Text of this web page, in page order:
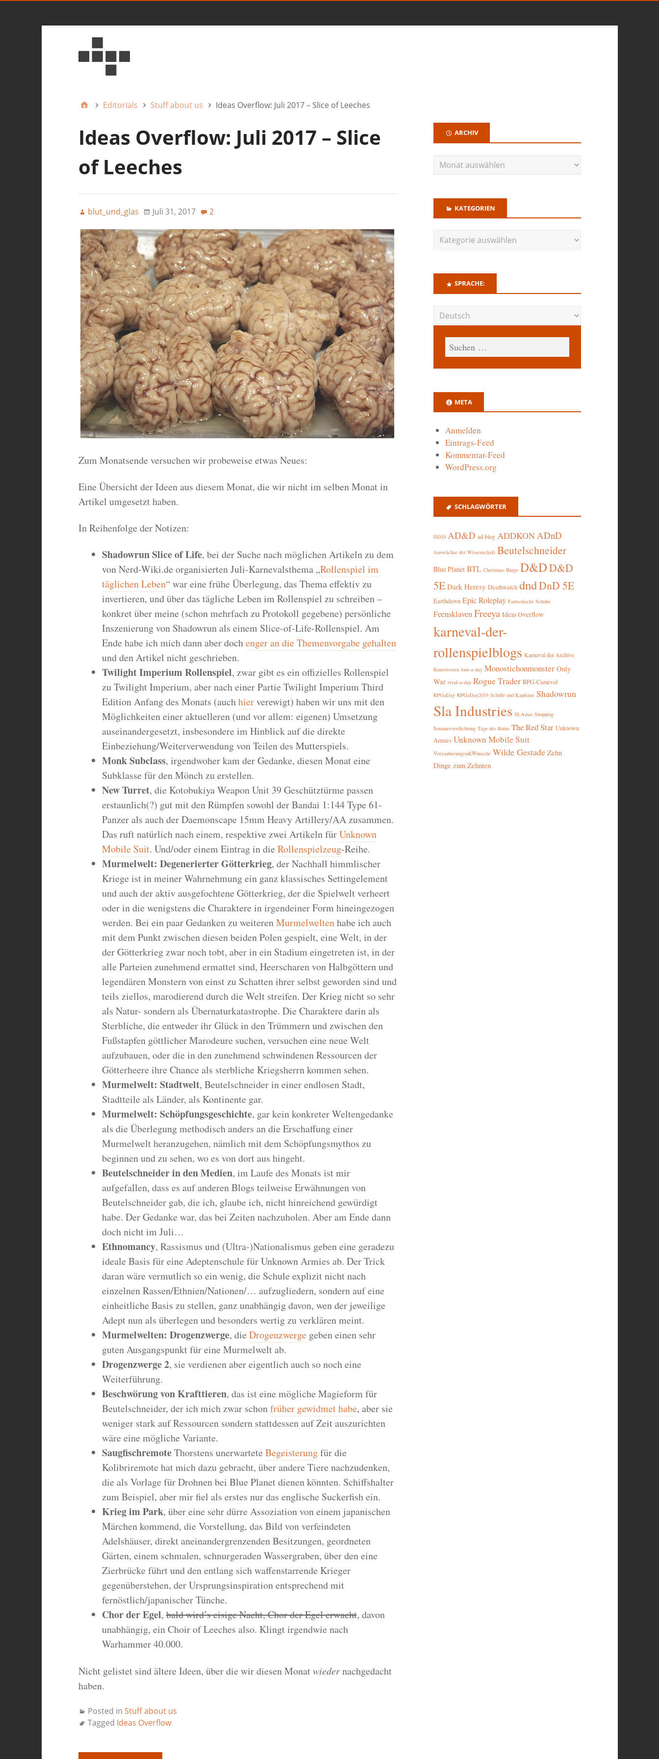
Editorials Stuff about us Ideas Overflow: Juli 2017 – Slice of Leeches
Ideas Overflow: Juli 2017 – Slice
of Leeches
blut_und_glas Juli 31, 2017 2
Zum Monatsende versuchen wir probeweise etwas Neues:
Eine Übersicht der Ideen aus diesem Monat, die wir nicht im selben Monat in
Artikel umgesetzt haben.
In Reihenfolge der Notizen:
Shadowrun Slice of Life, bei der Suche nach möglichen Artikeln zu dem
von Nerd-Wiki.de organisierten Juli-Karnevalsthema „Rollenspiel im
täglichen Leben“ war eine frühe Überlegung, das Thema effektiv zu
invertieren, und über das tägliche Leben im Rollenspiel zu schreiben –
konkret über meine (schon mehrfach zu Protokoll gegebene) persönliche
Inszenierung von Shadowrun als einem Slice-of-Life-Rollenspiel. Am
Ende habe ich mich dann aber dochenger an die Themenvorgabe gehalten
und den Artikel nicht geschrieben.
Twilight Imperium Rollenspiel, zwar gibt es ein offizielles Rollenspiel
zu Twilight Imperium, aber nach einer Partie Twilight Imperium Third
Edition Anfang des Monats (auchhierverewigt) haben wir uns mit den
Möglichkeiten einer aktuelleren (und vor allem: eigenen) Umsetzung
auseinandergesetzt, insbesondere im Hinblick auf die direkte
Einbeziehung/Weiterverwendung von Teilen des Mutterspiels.
Monk Subclass, irgendwoher kam der Gedanke, diesen Monat eine
Subklasse für den Mönch zu erstellen.
New Turret, die Kotobukiya Weapon Unit 39 Geschütztürme passen
erstaunlich(?) gut mit den Rümpfen sowohl der Bandai 1:144 Type 61-
Panzer als auch der Daemonscape 15mm Heavy Artillery/AA zusammen.
Das ruft natürlich nach einem, respektive zwei Artikeln fürUnknown
Mobile Suit. Und/oder einem Eintrag in die Rollenspielzeug-Reihe.
Murmelwelt: Degenerierter Götterkrieg, der Nachhall himmlischer
Kriege ist in meiner Wahrnehmung ein ganz klassisches Settingelement
und auch der aktiv ausgefochtene Götterkrieg, der die Spielwelt verheert
oder in die wenigstens die Charaktere in irgendeiner Form hineingezogen
werden. Bei ein paar Gedanken zu weiterenMurmelweltenhabe ich auch
mit dem Punkt zwischen diesen beiden Polen gespielt, eine Welt, in der
der Götterkrieg zwar noch tobt, aber in ein Stadium eingetreten ist, in der
alle Parteien zunehmend ermattet sind, Heerscharen von Halbgöttern und
legendären Monstern von einst zu Schatten ihrer selbst geworden sind und
teils ziellos, marodierend durch die Welt streifen. Der Krieg nicht so sehr
als Natur- sondern als Übernaturkatastrophe. Die Charaktere darin als
Sterbliche, die entweder ihr Glück in den Trümmern und zwischen den
Fußstapfen göttlicher Marodeure suchen, versuchen eine neue Welt
aufzubauen, oder die in den zunehmend schwindenen Ressourcen der
Götterheere ihre Chance als sterbliche Kriegsherrn kommen sehen.
Murmelwelt: Stadtwelt, Beutelschneider in einer endlosen Stadt,
Stadtteile als Länder, als Kontinente gar.
Murmelwelt: Schöpfungsgeschichte, gar kein konkreter Weltengedanke
als die Überlegung methodisch anders an die Erschaffung einer
Murmelwelt heranzugehen, nämlich mit dem Schöpfungsmythos zu
beginnen und zu sehen, wo es von dort aus hingeht.
Beutelschneider in den Medien, im Laufe des Monats ist mir
aufgefallen, dass es auf anderen Blogs teilweise Erwähnungen von
Beutelschneider gab, die ich, glaube ich, nicht hinreichend gewürdigt
habe. Der Gedanke war, das bei Zeiten nachzuholen. Aber am Ende dann
doch nicht im Juli…
Ethnomancy, Rassismus und (Ultra-)Nationalismus geben eine geradezu
ideale Basis für eine Adeptenschule für Unknown Armies ab. Der Trick
daran wäre vermutlich so ein wenig, die Schule explizit nicht nach
einzelnen Rassen/Ethnien/Nationen/… aufzugliedern, sondern auf eine
einheitliche Basis zu stellen, ganz unabhängig davon, wen der jeweilige
Adept nun als überlegen und besonders wertig zu verklären meint.
Murmelwelten: Drogenzwerge, die Drogenzwergegeben einen sehr
guten Ausgangspunkt für eine Murmelwelt ab.
Drogenzwerge 2, sie verdienen aber eigentlich auch so noch eine
Weiterführung.
Beschwörung von Krafttieren, das ist eine mögliche Magieform für
Beutelschneider, der ich mich zwar schonfrüher gewidmet habe, aber sie
weniger stark auf Ressourcen sondern stattdessen auf Zeit auszurichten
wäre eine mögliche Variante.
SaugfischremoteThorstens unerwartete Begeisterungfür die
Kolibriremote hat mich dazu gebracht, über andere Tiere nachzudenken,
die als Vorlage für Drohnen bei Blue Planet dienen könnten. Schiffshalter
zum Beispiel, aber mir fiel als erstes nur das englische Suckerfish ein.
Krieg im Park, über eine sehr dürre Assoziation von einem japanischen
Märchen kommend, die Vorstellung, das Bild von verfeindeten
Adelshäuser, direkt aneinandergrenzenden Besitzungen, geordneten
Gärten, einem schmalen, schnurgeraden Wassergraben, über den eine
Zierbrücke führt und den entlang sich waffenstarrende Krieger
gegenüberstehen, der Ursprungsinspiration entsprechend mit
fernöstlich/japanischer Tünche.
Chor der Egel,bald wird’s eisige Nacht, Chor der Egel erwacht, davon
unabhängig, ein Choir of Leeches also. Klingt irgendwie nach
Warhammer 40.000.
Nicht gelistet sind ältere Ideen, über die wir diesen Monatwiedernachgedacht
haben.
Posted in Stuff about us
Tagged Ideas Overflow
ARCHIV
KATEGORIEN
SPRACHE:
META
Anmelden
Eintrags-Feed
Kommentar-Feed
WordPress.org
SCHLAGWÖRTER
01010 AD&D ad-blog ADDKONADnD
Auswüchse der Wissenschaft Beutelschneider
Blue Planet BTL Christmas Binge D&DD&D
5E Dark Heresy Deathwatch dndDnD 5E
Earthdawn Epic Roleplay Fantastische Schuhe
Feensklaven Freeya Ideas Overflow
karneval-der-
rollenspielblogs Karneval der Archive
Kunstwesen loot-a-day Monostichonmonster Only
War rival-a-day Rogue Trader RPG-Carnival
RPGaDay RPGaDay2019 Schiffe und Kapitäne Shadowrun
Sla Industries SLAmas Shopping
Sommerverdichtung Tage des Ruins The Red Star Unknown
Armies Unknown Mobile Suit
Verzauberungen&Wünsche Wilde Gestade Zehn
Dinge zum Zehnten